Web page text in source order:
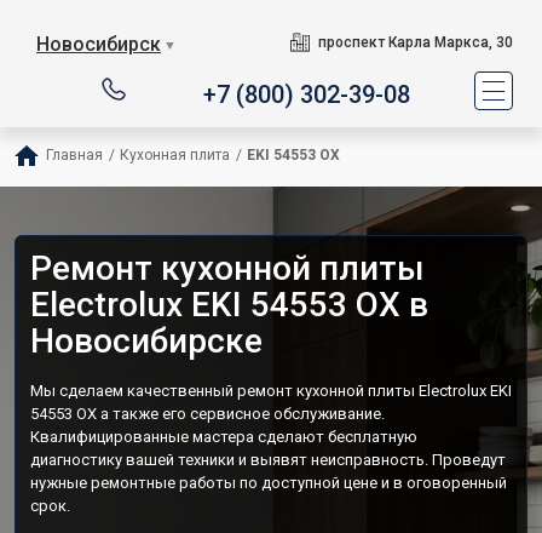
Новосибирск ▼ проспект Карла Маркса, 30
+7 (800) 302-39-08
Главная / Кухонная плита / EKI 54553 OX
Ремонт кухонной плиты
Electrolux EKI 54553 OX в
Новосибирске
Мы сделаем качественный ремонт кухонной плиты Electrolux EKI
54553 OX а также его сервисное обслуживание.
Квалифицированные мастера сделают бесплатную
диагностику вашей техники и выявят неисправность. Проведут
нужные ремонтные работы по доступной цене и в оговоренный
срок.